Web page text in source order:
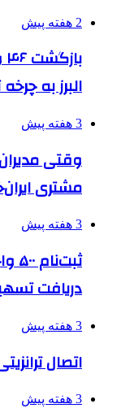
2 هفته پیش
البرز به
3 هفته پیش
وقتی
مشتری
3 هفته پیش
دریافت
3 هفته پیش
اتصال
3 هفته پیش